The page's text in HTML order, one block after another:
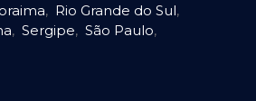
, Rio Grande do Sul,
, Sergipe, São Paulo,